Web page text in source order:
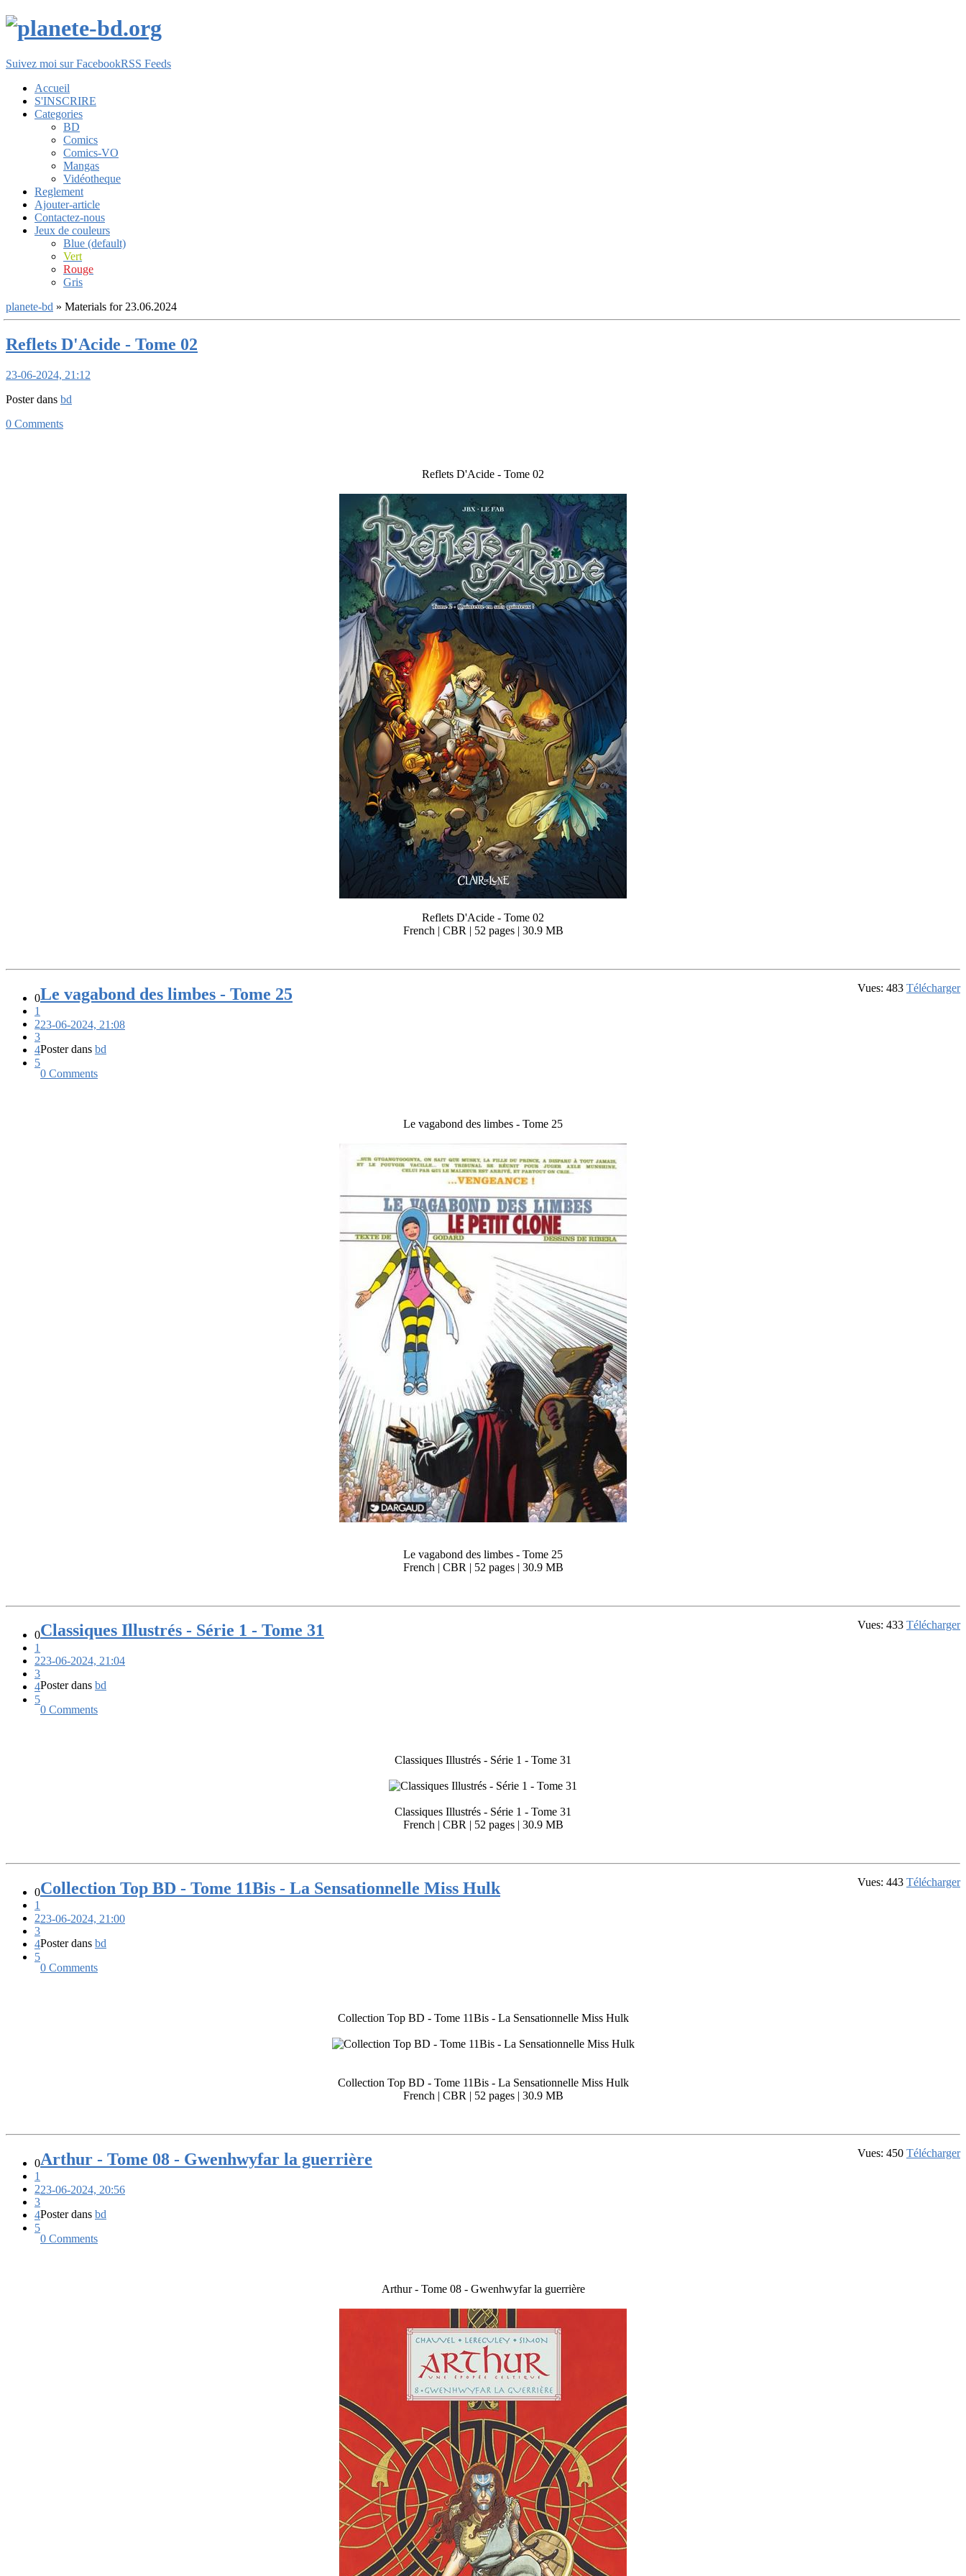
Suivez moi sur FacebookRSS Feeds
Accueil
S'INSCRIRE
Categories
BD
Comics
Comics-VO
Mangas
Vidéotheque
Reglement
Ajouter-article
Contactez-nous
Jeux de couleurs
Blue (default)
Vert
Rouge
Gris
planete-bd » Materials for 23.06.2024
Reflets D'Acide - Tome 02
23-06-2024, 21:12
Poster dans bd
0 Comments
Reflets D'Acide - Tome 02
Reflets D'Acide - Tome 02
French | CBR | 52 pages | 30.9 MB
Vues: 483 Télécharger
0
1
2
3
4
5
Le vagabond des limbes - Tome 25
23-06-2024, 21:08
Poster dans bd
0 Comments
Le vagabond des limbes - Tome 25
Le vagabond des limbes - Tome 25
French | CBR | 52 pages | 30.9 MB
Vues: 433 Télécharger
0
1
2
3
4
5
Classiques Illustrés - Série 1 - Tome 31
23-06-2024, 21:04
Poster dans bd
0 Comments
Classiques Illustrés - Série 1 - Tome 31
Classiques Illustrés - Série 1 - Tome 31
French | CBR | 52 pages | 30.9 MB
Vues: 443 Télécharger
0
1
2
3
4
5
Collection Top BD - Tome 11Bis - La Sensationnelle Miss Hulk
23-06-2024, 21:00
Poster dans bd
0 Comments
Collection Top BD - Tome 11Bis - La Sensationnelle Miss Hulk
Collection Top BD - Tome 11Bis - La Sensationnelle Miss Hulk
French | CBR | 52 pages | 30.9 MB
Vues: 450 Télécharger
0
1
2
3
4
5
Arthur - Tome 08 - Gwenhwyfar la guerrière
23-06-2024, 20:56
Poster dans bd
0 Comments
Arthur - Tome 08 - Gwenhwyfar la guerrière